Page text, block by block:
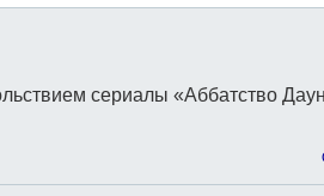
сериалы «Аббатство